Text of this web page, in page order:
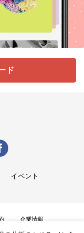
ド
イベント
企業情報